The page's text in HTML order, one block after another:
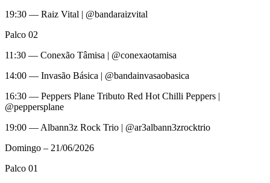
19:30 — Raiz Vital | @bandaraizvital
Palco 02
11:30 — Conexão Tâmisa | @conexaotamisa
14:00 — Invasão Básica | @bandainvasaobasica
16:30 — Peppers Plane Tributo Red Hot Chilli Peppers |
@peppersplane
19:00 — Albann3z Rock Trio | @ar3albann3zrocktrio
Domingo – 21/06/2026
Palco 01